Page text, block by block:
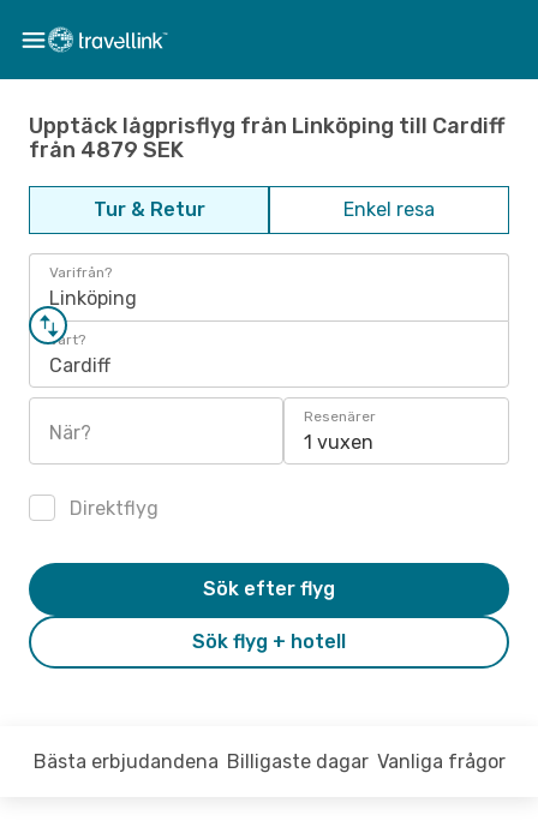
Upptäck lågprisflyg från Linköping till Cardiff
från 4879 SEK
Tur & Retur Enkel resa
Varifrån?
Linköping
Vart?
Cardiff
När?
Resenärer
1 vuxen
Direktflyg
Sök flyg + hotell
Sök efter flyg
Bästa erbjudandena Billigaste dagar Vanliga frågor